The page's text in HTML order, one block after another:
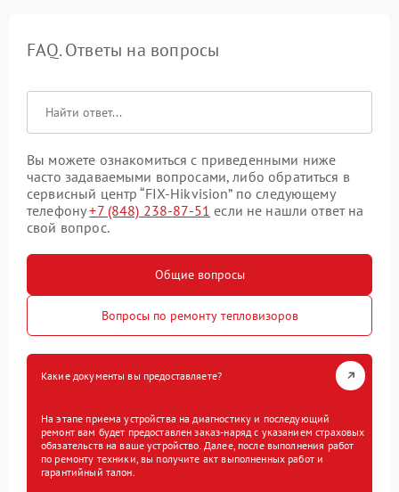
FAQ. Ответы на вопросы
Вы можете ознакомиться с приведенными ниже
часто задаваемыми вопросами, либо обратиться в
сервисный центр “FIX-Hikvision” по следующему
телефону+7 (848) 238-87-51 если не нашли ответ на
свой вопрос.
Общие вопросы
Вопросы по ремонту тепловизоров
Какие документы вы предоставляете?
На этапе приема устройства на диагностику и последующий
ремонт вам будет предоставлен заказ-наряд с указанием страховых
обязательств на ваше устройство. Далее, после выполнения работ
по ремонту техники, вы получите акт выполненных работ и
гарантийный талон.